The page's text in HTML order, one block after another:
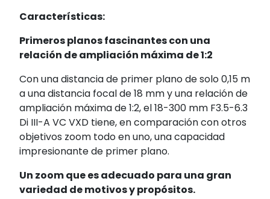
Características:
Primeros planos fascinantes con una
relación de ampliación máxima de 1:2
Con una distancia de primer plano de solo 0,15 m
a una distancia focal de 18 mm y una relación de
ampliación máxima de 1:2, el 18-300 mm F3.5-6.3
Di III-A VC VXD tiene, en comparación con otros
objetivos zoom todo en uno, una capacidad
impresionante de primer plano.
Un zoom que es adecuado para una gran
variedad de motivos y propósitos.